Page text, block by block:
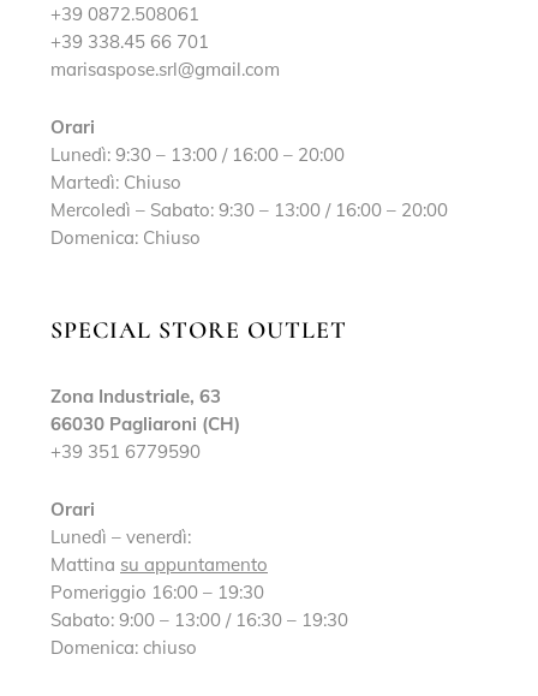
+39 0872.508061
+39 338.45 66 701
marisaspose.srl@gmail.com
Orari
Lunedì: 9:30 – 13:00 / 16:00 – 20:00
Martedì: Chiuso
Mercoledì – Sabato: 9:30 – 13:00 / 16:00 – 20:00
Domenica: Chiuso
SPECIAL STORE OUTLET
Zona Industriale, 63
66030 Pagliaroni (CH)
+39 351 6779590
Orari
Lunedì – venerdì:
Mattina su appuntamento
Pomeriggio 16:00 – 19:30
Sabato: 9:00 – 13:00 / 16:30 – 19:30
Domenica: chiuso